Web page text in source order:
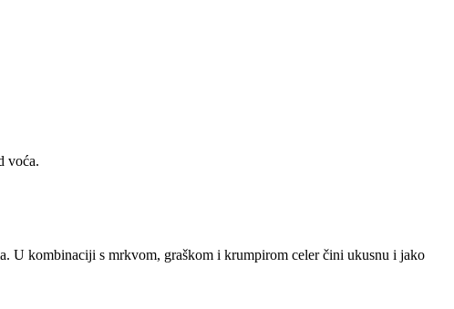
voća.
U kombinaciji s mrkvom, graškom i krumpirom celer čini ukusnu i jako